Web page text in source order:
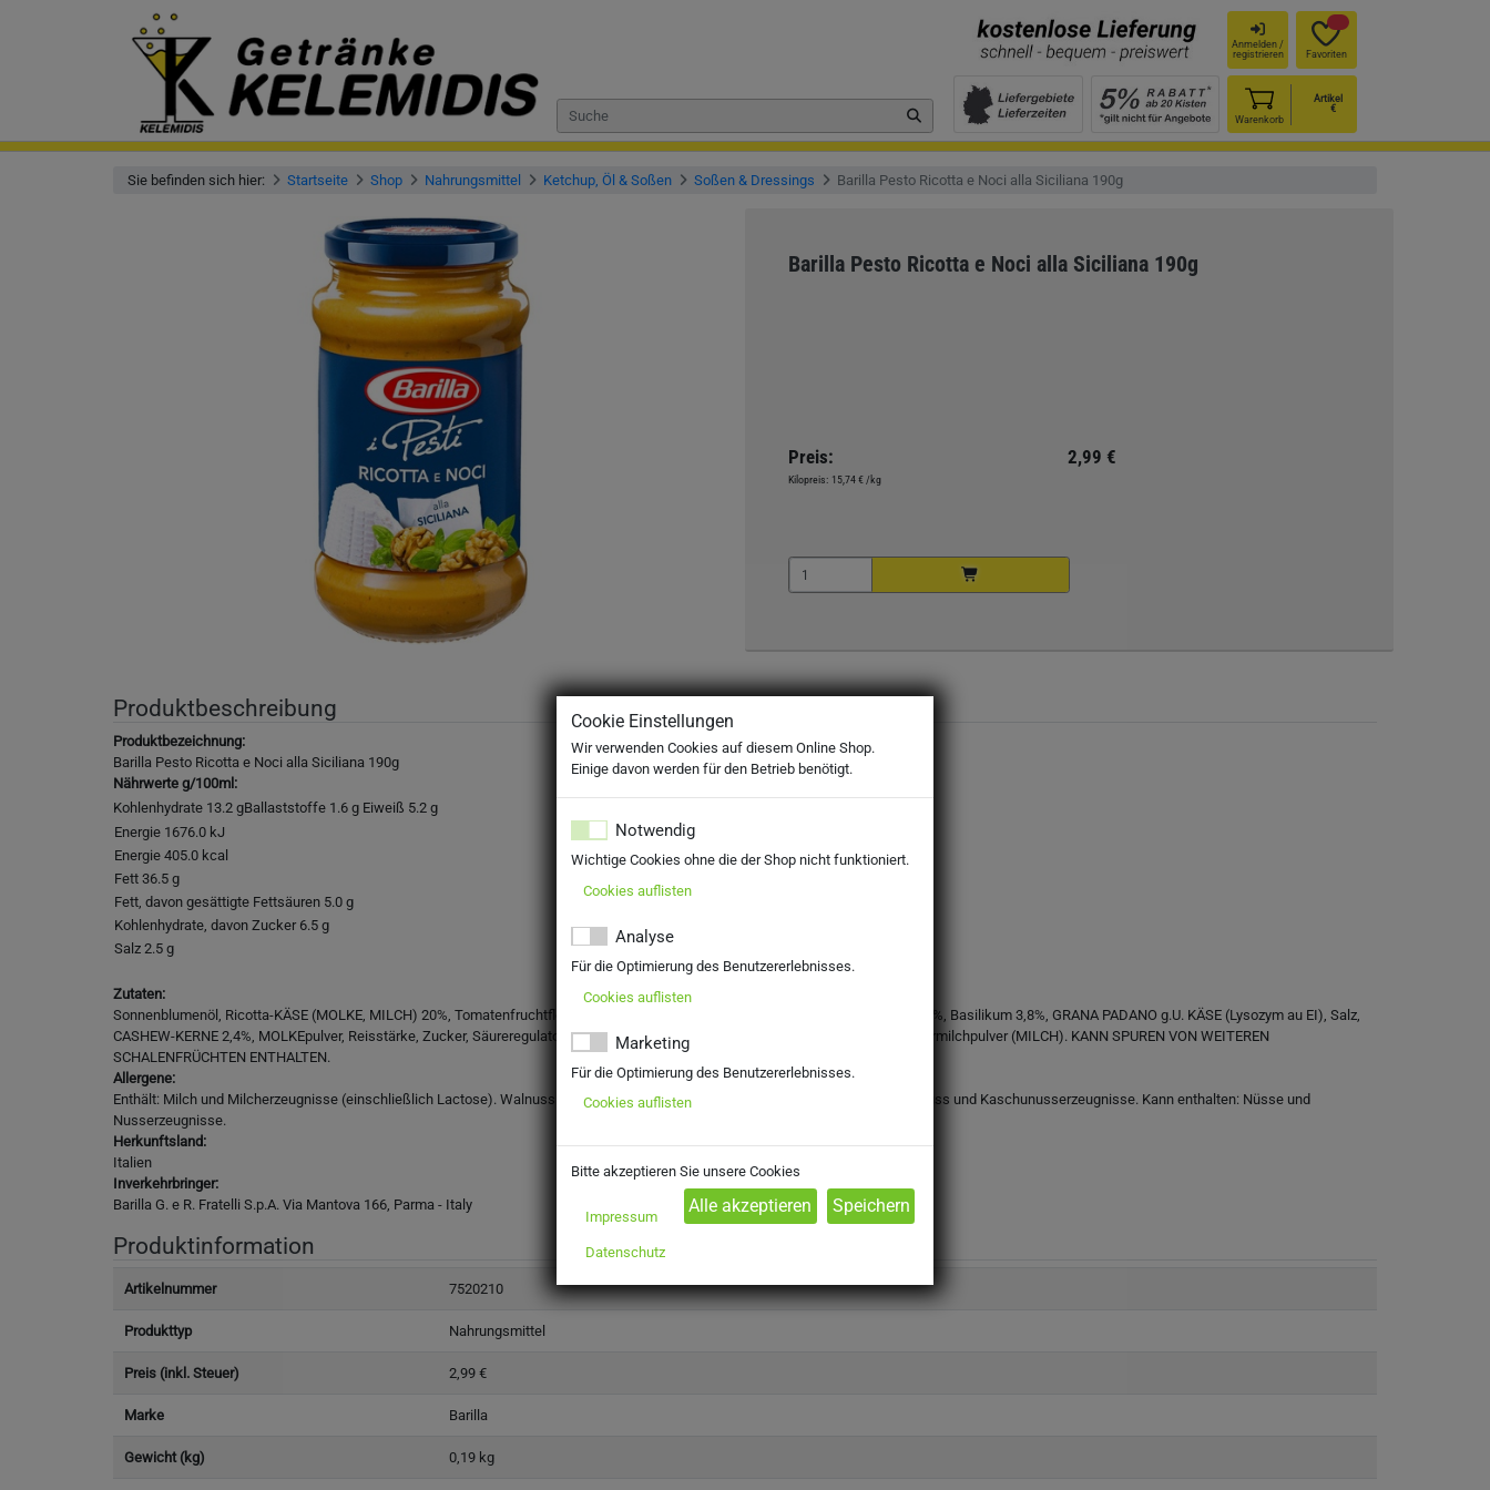
Anmelden /
registrieren
Favoriten
Warenkorb
Artikel
€
Sie befinden sich hier: Startseite Shop Nahrungsmittel Ketchup, Öl & Soßen Soßen & Dressings Barilla Pesto Ricotta e Noci alla Siciliana 190g
Barilla Pesto Ricotta e Noci alla Siciliana 190g
Preis: 2,99 €
Kilopreis: 15,74 € /kg
Produktbeschreibung
Produktbezeichnung:
Barilla Pesto Ricotta e Noci alla Siciliana 190g
Nährwerte g/100ml:
Kohlenhydrate 13.2 gBallaststoffe 1.6 g Eiweiß 5.2 g
Energie 1676.0 kJ
Energie 405.0 kcal
Fett 36.5 g
Fett, davon gesättigte Fettsäuren 5.0 g
Kohlenhydrate, davon Zucker 6.5 g
Salz 2.5 g
Zutaten:
Sonnenblumenöl, Ricotta-KÄSE (MOLKE, MILCH) 20%, Tomatenfruchtfleisch, Glukosesirup, Tomatenmarkkonzentrat, WALNÜSSE 5%, Basilikum 3,8%, GRANA PADANO g.U. KÄSE (Lysozym au EI), Salz,
CASHEW-KERNE 2,4%, MOLKEpulver, Reisstärke, Zucker, Säureregulator: Milchsäure, Knoblauch, naturliche Aromen (MILCH), Buttermilchpulver (MILCH). KANN SPUREN VON WEITEREN
SCHALENFRÜCHTEN ENTHALTEN.
Allergene:
Enthält: Milch und Milcherzeugnisse (einschließlich Lactose). Walnuss und Walnusserzeugnisse. Eier und Eierzeugnisse. Kaschunuss und Kaschunusserzeugnisse. Kann enthalten: Nüsse und
Nusserzeugnisse.
Herkunftsland:
Italien
Inverkehrbringer:
Barilla G. e R. Fratelli S.p.A. Via Mantova 166, Parma - Italy
Produktinformation
Artikelnummer 7520210
Produkttyp Nahrungsmittel
Preis (inkl. Steuer) 2,99 €
Marke Barilla
Gewicht (kg) 0,19 kg
Cookie Einstellungen
Wir verwenden Cookies auf diesem Online Shop.
Einige davon werden für den Betrieb benötigt.
Notwendig
Wichtige Cookies ohne die der Shop nicht funktioniert.
Cookies auflisten
Analyse
Für die Optimierung des Benutzererlebnisses.
Cookies auflisten
Marketing
Für die Optimierung des Benutzererlebnisses.
Cookies auflisten
Bitte akzeptieren Sie unsere Cookies
Impressum
Datenschutz